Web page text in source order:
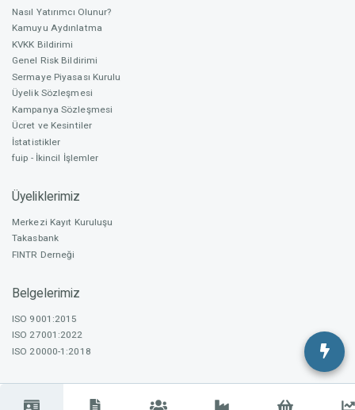
Fonlama süresi sona ermiştir. Fonlama başarılı olarak
Nasıl Yatırımcı Olunur?
Kamuyu Aydınlatma
KVKK Bildirimi
Genel Risk Bildirimi
Sermaye Piyasası Kurulu
Üyelik Sözleşmesi
Kampanya Sözleşmesi
Ücret ve Kesintiler
İstatistikler
fuip - İkincil İşlemler
Üyeliklerimiz
Merkezi Kayıt Kuruluşu
Takasbank
FINTR Derneği
Belgelerimiz
ISO 9001:2015
ISO 27001:2022
ISO 20000-1:2018